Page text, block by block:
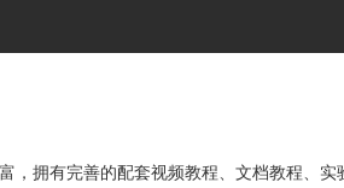
拥有完善的配套视频教程、文档教程、实